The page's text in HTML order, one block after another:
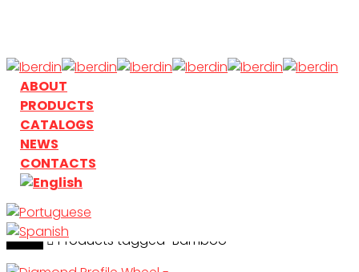
main
content
search
Menu
ABOUT
PRODUCTS
CATALOGS
NEWS
CONTACTS
search
Home Products tagged “Bamboo”